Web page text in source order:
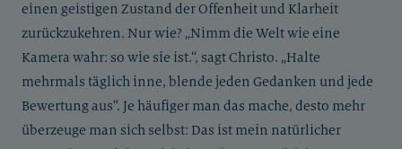
einen geistigen Zustand der Offenheit und Klarheit
zurückzukehren. Nur wie? „Nimm die Welt wie eine
Kamera wahr: so wie sie ist.“, sagt Christo. „Halte
mehrmals täglich inne, blende jeden Gedanken und jede
Bewertung aus“. Je häufiger man das mache, desto mehr
überzeuge man sich selbst: Das ist mein natürlicher